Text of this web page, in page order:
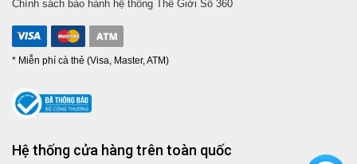
Chính sách bảo hành hệ thống Thế Giới Số 360
* Miễn phí cà thẻ (Visa, Master, ATM)
Hệ thống cửa hàng trên toàn quốc